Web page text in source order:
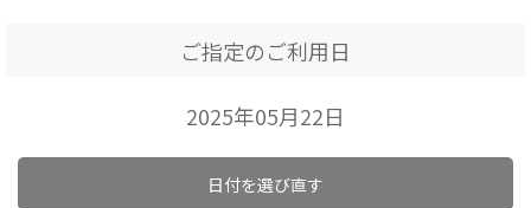
ご指定のご利用日
2025年05月22日
日付を選び直す